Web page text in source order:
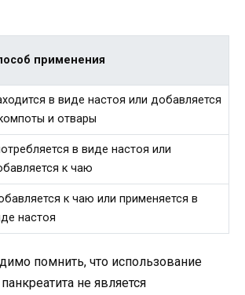
применения
в виде настоя или добавляется
и отвары
в виде настоя или
к чаю
к чаю или применяется в
настоя
помнить, что использование
не является